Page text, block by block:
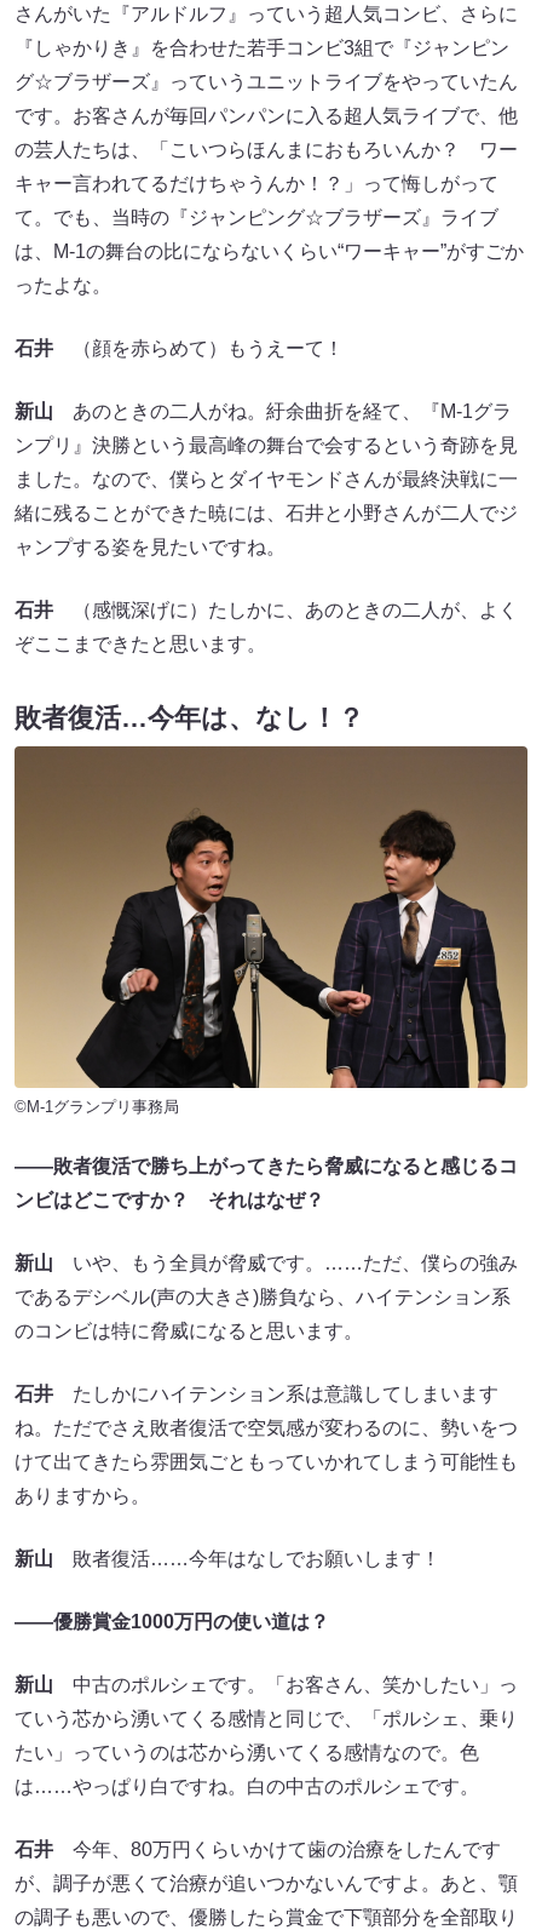
さんがいた『アルドルフ』っていう超人気コンビ、さらに
『しゃかりき』を合わせた若手コンビ3組で『ジャンピン
グ☆ブラザーズ』っていうユニットライブをやっていたん
です。お客さんが毎回パンパンに入る超人気ライブで、他
の芸人たちは、「こいつらほんまにおもろいんか？ ワー
キャー言われてるだけちゃうんか！？」って悔しがって
て。でも、当時の『ジャンピング☆ブラザーズ』ライブ
は、M-1の舞台の比にならないくらい“ワーキャー”がすごか
ったよな。
石井 （顔を赤らめて）もうえーて！
新山 あのときの二人がね。紆余曲折を経て、『M-1グラ
ンプリ』決勝という最高峰の舞台で会するという奇跡を見
ました。なので、僕らとダイヤモンドさんが最終決戦に一
緒に残ることができた暁には、石井と小野さんが二人でジ
ャンプする姿を見たいですね。
石井 （感慨深げに）たしかに、あのときの二人が、よく
ぞここまできたと思います。
敗者復活…今年は、なし！？
©M-1グランプリ事務局
――敗者復活で勝ち上がってきたら脅威になると感じるコ
ンビはどこですか？ それはなぜ？
新山 いや、もう全員が脅威です。……ただ、僕らの強み
であるデシベル(声の大きさ)勝負なら、ハイテンション系
のコンビは特に脅威になると思います。
石井 たしかにハイテンション系は意識してしまいます
ね。ただでさえ敗者復活で空気感が変わるのに、勢いをつ
けて出てきたら雰囲気ごともっていかれてしまう可能性も
ありますから。
新山 敗者復活……今年はなしでお願いします！
――優勝賞金1000万円の使い道は？
新山 中古のポルシェです。「お客さん、笑かしたい」っ
ていう芯から湧いてくる感情と同じで、「ポルシェ、乗り
たい」っていうのは芯から湧いてくる感情なので。色
は……やっぱり白ですね。白の中古のポルシェです。
石井 今年、80万円くらいかけて歯の治療をしたんです
が、調子が悪くて治療が追いつかないんですよ。あと、顎
の調子も悪いので、優勝したら賞金で下顎部分を全部取り